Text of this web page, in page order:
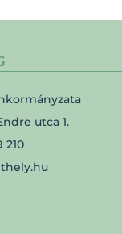
utca 1.
210